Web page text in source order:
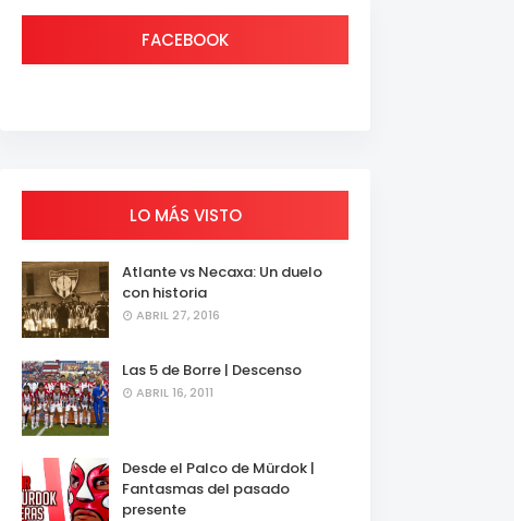
FACEBOOK
LO MÁS VISTO
Atlante vs Necaxa: Un duelo
con historia
ABRIL 27, 2016
Las 5 de Borre | Descenso
ABRIL 16, 2011
Desde el Palco de Mürdok |
Fantasmas del pasado
presente